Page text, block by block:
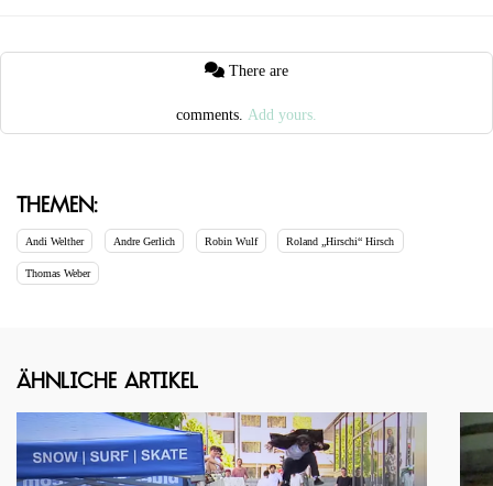
comments. Add yours.
Themen:
Andi Welther Andre Gerlich Robin Wulf Roland „Hirschi“ Hirsch
Thomas Weber
Ähnliche Artikel